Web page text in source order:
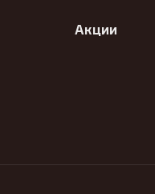
Акции